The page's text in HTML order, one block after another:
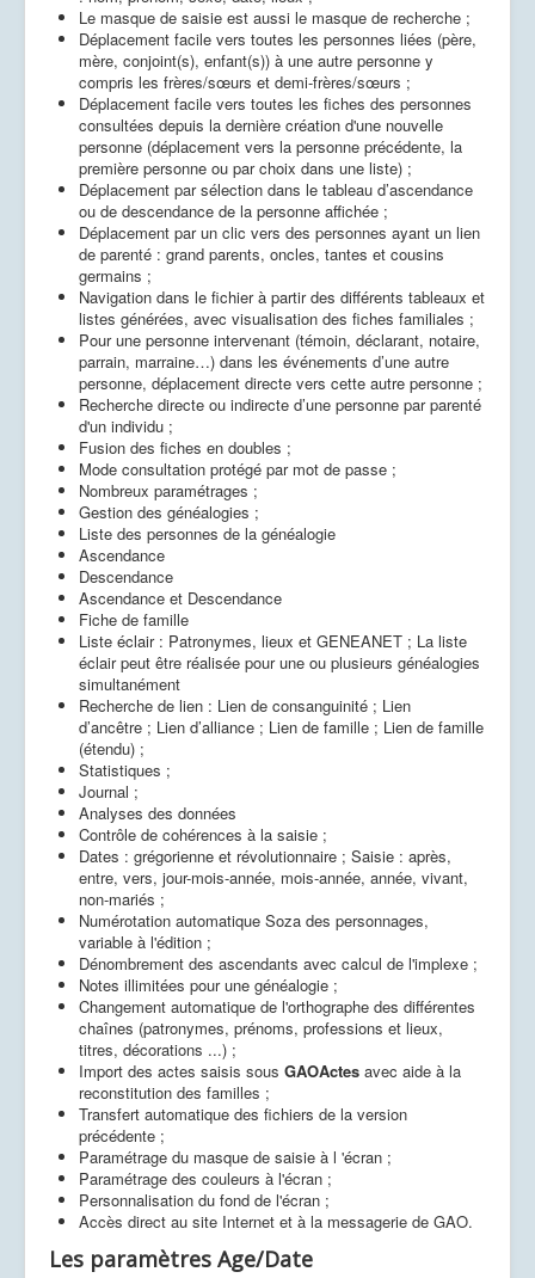
Le masque de saisie est aussi le masque de recherche ;
Déplacement facile vers toutes les personnes liées (père,
mère, conjoint(s), enfant(s)) à une autre personne y
compris les frères/sœurs et demi-frères/sœurs ;
Déplacement facile vers toutes les fiches des personnes
consultées depuis la dernière création d'une nouvelle
personne (déplacement vers la personne précédente, la
première personne ou par choix dans une liste) ;
Déplacement par sélection dans le tableau d’ascendance
ou de descendance de la personne affichée ;
Déplacement par un clic vers des personnes ayant un lien
de parenté : grand parents, oncles, tantes et cousins
germains ;
Navigation dans le fichier à partir des différents tableaux et
listes générées, avec visualisation des fiches familiales ;
Pour une personne intervenant (témoin, déclarant, notaire,
parrain, marraine…) dans les événements d’une autre
personne, déplacement directe vers cette autre personne ;
Recherche directe ou indirecte d’une personne par parenté
d'un individu ;
Fusion des fiches en doubles ;
Mode consultation protégé par mot de passe ;
Nombreux paramétrages ;
Gestion des généalogies ;
Liste des personnes de la généalogie
Ascendance
Descendance
Ascendance et Descendance
Fiche de famille
Liste éclair : Patronymes, lieux et GENEANET ; La liste
éclair peut être réalisée pour une ou plusieurs généalogies
simultanément
Recherche de lien : Lien de consanguinité ; Lien
d’ancêtre ; Lien d’alliance ; Lien de famille ; Lien de famille
(étendu) ;
Statistiques ;
Journal ;
Analyses des données
Contrôle de cohérences à la saisie ;
Dates : grégorienne et révolutionnaire ; Saisie : après,
entre, vers, jour-mois-année, mois-année, année, vivant,
non-mariés ;
Numérotation automatique Soza des personnages,
variable à l'édition ;
Dénombrement des ascendants avec calcul de l'implexe ;
Notes illimitées pour une généalogie ;
Changement automatique de l'orthographe des différentes
chaînes (patronymes, prénoms, professions et lieux,
titres, décorations ...) ;
Import des actes saisis sous GAOActes avec aide à la
reconstitution des familles ;
Transfert automatique des fichiers de la version
précédente ;
Paramétrage du masque de saisie à l 'écran ;
Paramétrage des couleurs à l'écran ;
Personnalisation du fond de l'écran ;
Accès direct au site Internet et à la messagerie de GAO.
Les paramètres Age/Date